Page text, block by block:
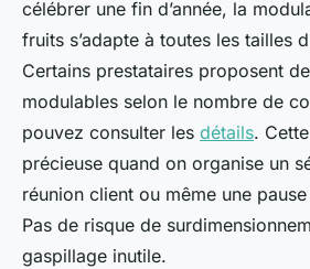
célébrer une fin d’année, la
fruits s’adapte à toutes les tailles
Certains prestataires proposent
modulables selon le nombre de
pouvez consulter les détails.
précieuse quand on organise un
réunion client ou même une
Pas de risque de
gaspillage inutile.